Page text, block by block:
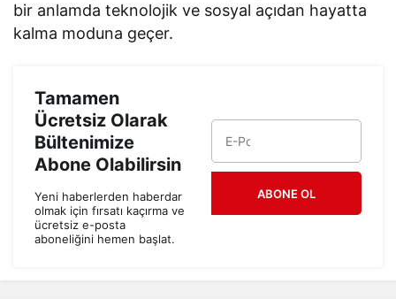
bir anlamda teknolojik ve sosyal açıdan hayatta
kalma moduna geçer.
Tamamen
Ücretsiz Olarak
Bültenimize
Abone Olabilirsin
Yeni haberlerden haberdar
olmak için fırsatı kaçırma ve
ücretsiz e-posta
aboneliğini hemen başlat.
ABONE OL